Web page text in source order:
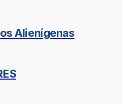
Alienígenas